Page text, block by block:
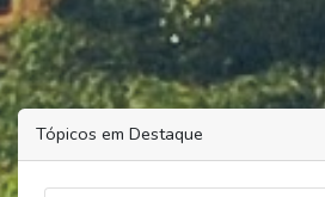
Tópicos em Destaque